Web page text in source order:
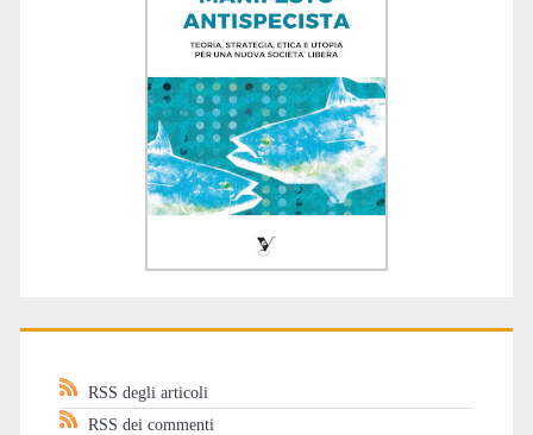
RSS degli articoli
RSS dei commenti